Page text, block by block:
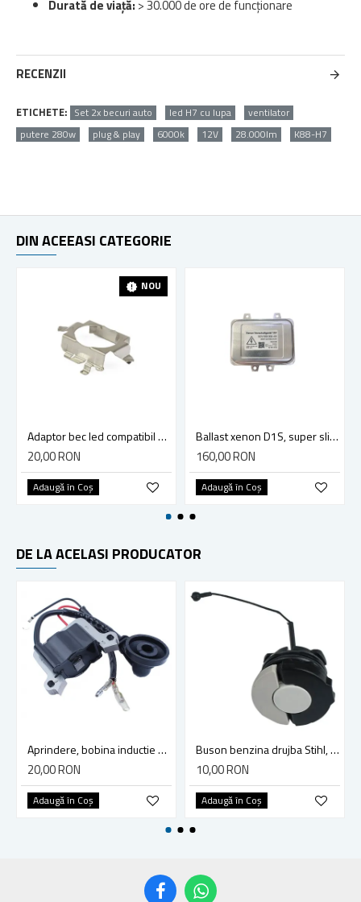
Durată de viață: > 30.000 de ore de funcționare
RECENZII
ETICHETE: Set 2x becuri auto led H7 cu lupa
ventilator
putere 280w
plug & play 6000k 12V 28.000lm K88-H7
DIN ACEEASI CATEGORIE
NOU
Adaptor bec led compatibil Mercedes, Skoda, Opel, Volkswagen
20,00 RON
Adaugă în Coş
Ballast xenon D1S, super slim, 12v, 35w, compatibil Volkswagen, Mercedes, Bmw, Jaguar, Cadillac
160,00 RON
Adaugă în Coş
DE LA ACELASI PRODUCATOR
Aprindere, bobina inductie motocoasa chinezeasca TL43 TL 52, Ruris Dac 210, Dac 310
20,00 RON
Adaugă în Coş
Buson benzina drujba Stihl, model cu clapeta
10,00 RON
Adaugă în Coş